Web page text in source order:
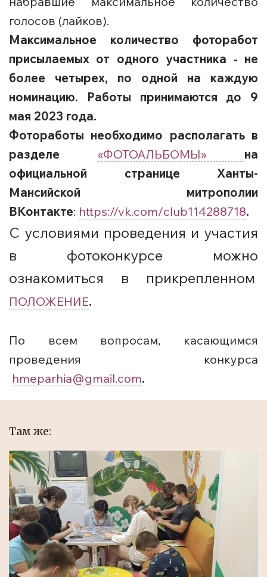
голосов (лайков).
Максимальное количество фоторабот
присылаемых от одного участника ‑ не
более четырех, по одной на каждую
номинацию. Работы принимаются до 9
мая 2023 года.
Фотоработы необходимо располагать в
разделе «ФОТОАЛЬБОМЫ» на
официальной странице Ханты-
Мансийской митрополии
ВКонтакте: https://vk.com/club114288718.
С условиями проведения и участия
в фотоконкурсе можно
ознакомиться в прикрепленном
ПОЛОЖЕНИЕ.
По всем вопросам, касающимся
проведения конкурса
hmeparhia@gmail.com.
Там же: